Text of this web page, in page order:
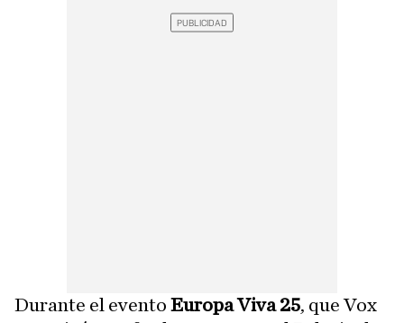
Durante el evento Europa Viva 25, que Vox